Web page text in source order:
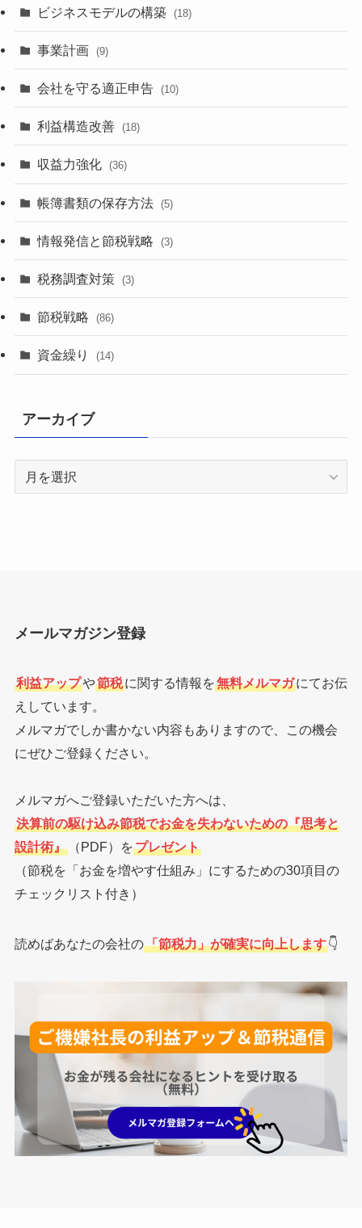
ビジネスモデルの構築 (18)
事業計画 (9)
会社を守る適正申告 (10)
利益構造改善 (18)
収益力強化 (36)
帳簿書類の保存方法 (5)
情報発信と節税戦略 (3)
税務調査対策 (3)
節税戦略 (86)
資金繰り (14)
アーカイブ
メールマガジン登録
利益アップや節税に関する情報を無料メルマガにてお伝
えしています。
メルマガでしか書かない内容もありますので、この機会
にぜひご登録ください。
メルマガへご登録いただいた方へは、
決算前の駆け込み節税でお金を失わないための『思考と
設計術』（PDF）をプレゼント
（節税を「お金を増やす仕組み」にするための30項目の
チェックリスト付き）
読めばあなたの会社の「節税力」が確実に向上します👇